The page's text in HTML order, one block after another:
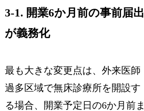
3-1. 開業6か月前の事前届出
が義務化
最も大きな変更点は、外来医師
過多区域で無床診療所を開設す
る場合、開業予定日の6か月前ま